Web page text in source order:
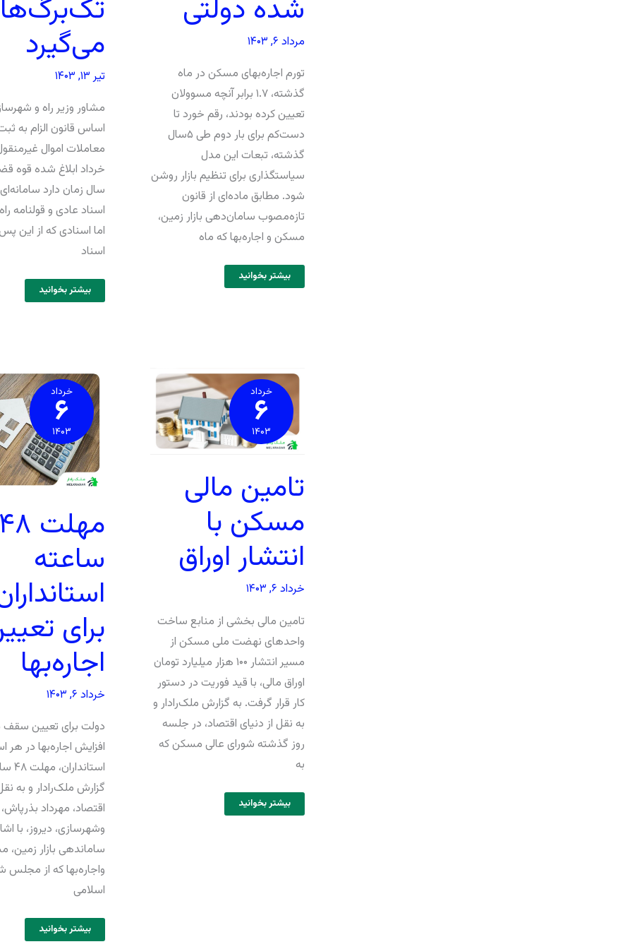
شده دولتی
مرداد ۶, ۱۴۰۳
تورم اجاره‌بهای مسکن در ماه
گذشته، ۱.۷ برابر آنچه مسوولان
تعیین کرده بودند، رقم خورد تا
دست‌کم برای بار دوم طی ۵سال
گذشته، تبعات این مدل
سیاستگذاری برای تنظیم بازار روشن
شود. مطابق ماده‌ای از قانون
تازه‌مصوب سامان‌دهی بازار زمین،
مسکن و اجاره‌بها که ماه
بیشتر بخوانید
تک‌برگ‌ها
می‌گیرد
تیر ۱۳, ۱۴۰۳
مشاور وزیر راه و
اساس قانون الزام به
خرداد ابلاغ شده قوه
سال زمان دارد
اسناد عادی و قولنامه
اما اسنادی که از این
اسناد
بیشتر بخوانید
خرداد
۶
۱۴۰۳
تامین مالی
مسکن با
انتشار اوراق
خرداد ۶, ۱۴۰۳
تامین مالی بخشی از منابع ساخت
واحدهای نهضت ملی مسکن از
مسیر انتشار ۱۰۰‌ هزار میلیارد تومان
اوراق مالی، با قید فوریت در دستور
کار قرار گرفت. به گزارش ملک‌رادار و
به نقل از دنیای اقتصاد، در جلسه
روز گذشته شورای عالی مسکن که
به
تامین
مالی
مسکن
با
بیشتر بخوانید
خرداد
۶
۱۴۰۳
مهلت ۴۸
ساعته
برای
اجاره‌‌بها
خرداد ۶, ۱۴۰۳
دولت برای تعیین سقف
افزایش اجاره‌‌بها در هر
گزارش ملک‌رادار و به
اقتصاد، مهرداد بذرپاش،
وشهرسازی، دیروز، با
ساماندهی بازار
واجاره‌بها که از مجلس
اسلامی
مهلت
۴۸
ساعته
استانداران
اجاره‌‌بها
بیشتر بخوانید